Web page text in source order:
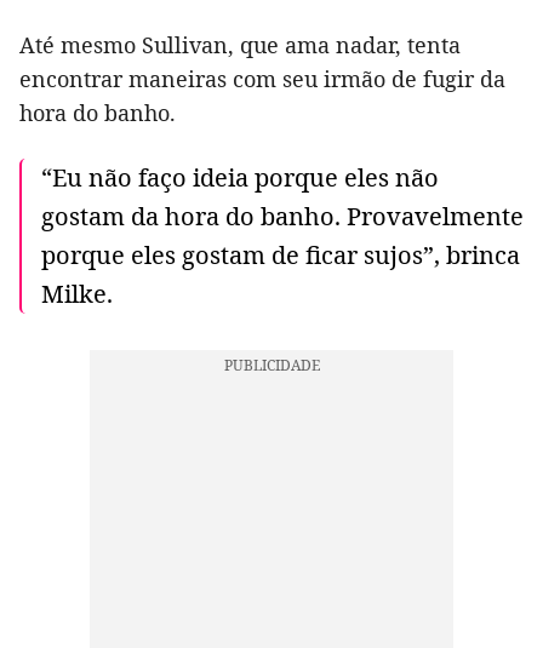
Até mesmo Sullivan, que ama nadar, tenta
encontrar maneiras com seu irmão de fugir da
hora do banho.
“Eu não faço ideia porque eles não
gostam da hora do banho. Provavelmente
porque eles gostam de ficar sujos”, brinca
Milke.